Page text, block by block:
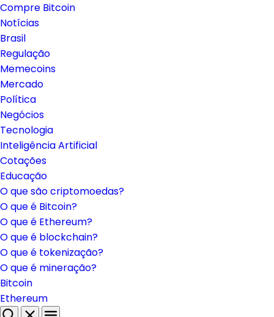
Compre Bitcoin
Notícias
Brasil
Regulação
Memecoins
Mercado
Política
Negócios
Tecnologia
Inteligência Artificial
Cotações
Educação
O que são criptomoedas?
O que é Bitcoin?
O que é Ethereum?
O que é blockchain?
O que é tokenização?
O que é mineração?
Bitcoin
Ethereum